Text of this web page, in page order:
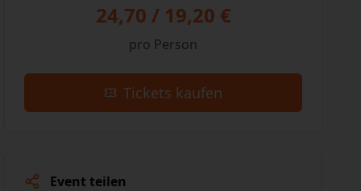
24,70 / 19,20 €
pro Person
Tickets kaufen
Event teilen